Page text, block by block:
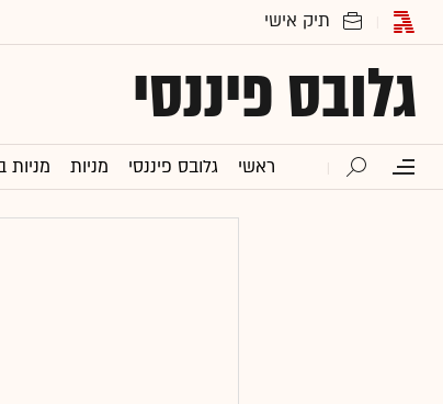
גלובס פיננסי
ראשי גלובס פיננסי מניות מניות